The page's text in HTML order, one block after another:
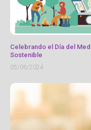
Celebrando el Día del
Sostenible
05/06/2024